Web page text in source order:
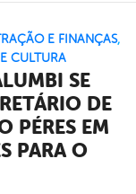
E FINANÇAS,
CULTURA
SE
DE
PÉRES EM
PARA O